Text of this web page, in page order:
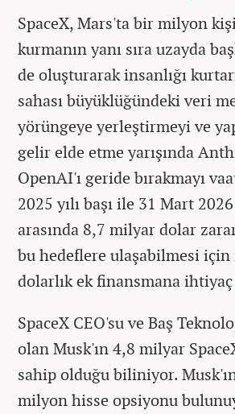
SpaceX, Mars'ta bir milyon
kurmanın yanı sıra uzayda
de oluşturarak insanlığı
sahası büyüklüğündeki veri
yörüngeye yerleştirmeyi ve
gelir elde etme yarışında
OpenAI'ı geride bırakmayı
2025 yılı başı ile 31 Mart
arasında 8,7 milyar dolar
bu hedeflere ulaşabilmesi
dolarlık ek finansmana
SpaceX CEO'su ve Baş
olan Musk'ın 4,8 milyar
sahip olduğu biliniyor.
milyon hisse opsiyonu